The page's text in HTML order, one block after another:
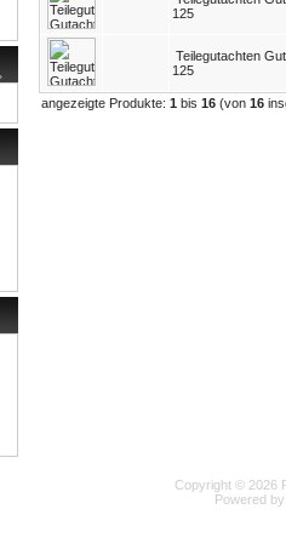
125
Teilegutachten
125
angezeigte Produkte: 1 bis 16 (von 16
Copyright © 2026
Powered